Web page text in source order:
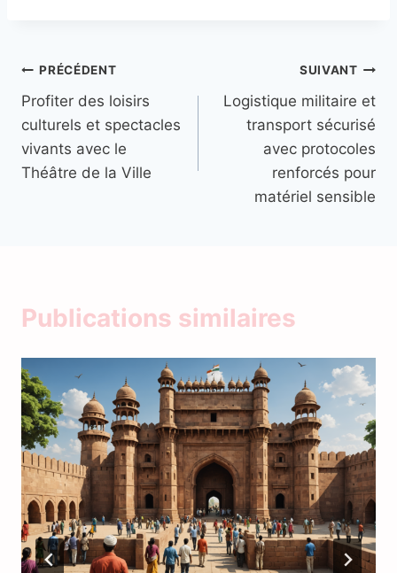
Navigation
de
l’article
PRÉCÉDENT
Profiter des loisirs
culturels et spectacles
vivants avec le
Théâtre de la Ville
SUIVANT
Logistique militaire et
transport sécurisé
avec protocoles
renforcés pour
matériel sensible
Publications similaires